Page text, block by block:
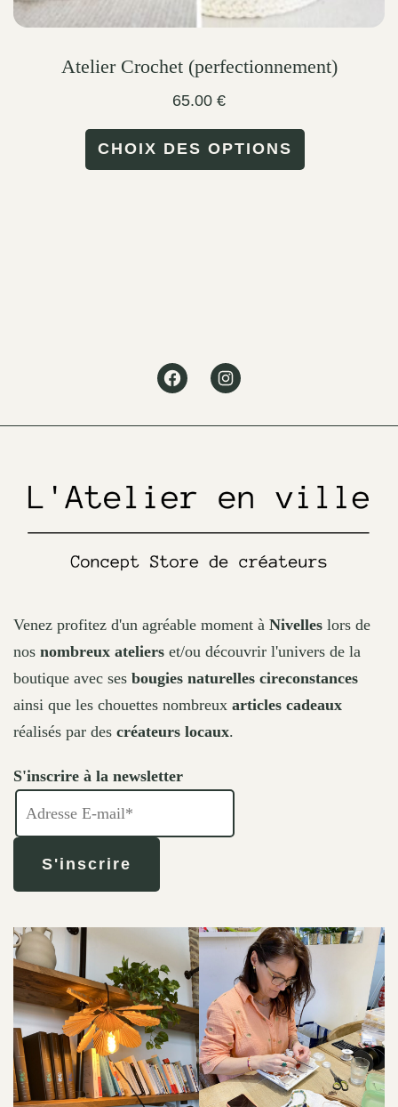
Atelier Crochet (perfectionnement)
65.00 €
CHOIX DES OPTIONS
product
page
FacebookInstagram
Venez profitez d'un agréable moment à Nivelles lors de
nos nombreux ateliers et/ou découvrir l'univers de la
boutique avec ses bougies naturelles cireconstances
ainsi que les chouettes nombreux articles cadeaux
réalisés par des créateurs locaux.
S'inscrire à la newsletter